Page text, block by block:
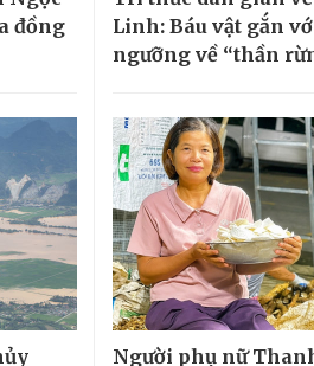
đồng
Linh: Báu vật gắn
ngưỡng về “thần
Người phụ nữ